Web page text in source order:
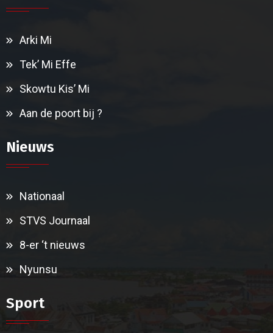
Arki Mi
Tek’ Mi Effe
Skowtu Kis’ Mi
Aan de poort bij ?
Nieuws
Nationaal
STVS Journaal
8-er ‘t nieuws
Nyunsu
Sport